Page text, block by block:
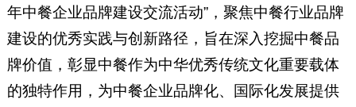
年中餐企业品牌建设交流活动”，聚焦中餐行业品牌
建设的优秀实践与创新路径，旨在深入挖掘中餐品
牌价值，彰显中餐作为中华优秀传统文化重要载体
的独特作用，为中餐企业品牌化、国际化发展提供